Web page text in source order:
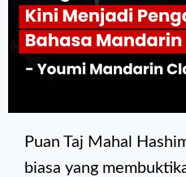
Puan Taj Mahal
biasa yang